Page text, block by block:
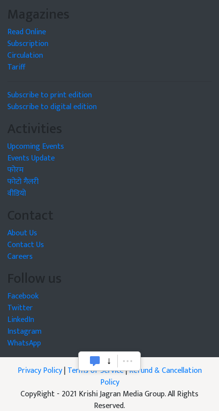
Magazines
Read Online
Subscription
Circulation
Tariff
Subscribe to print edition
Subscribe to digital edition
Activities
Upcoming Events
Events Update
फोरम
फोटो गैलरी
वीडियो
Contact
About Us
Contact Us
Careers
Follow us
Facebook
Twitter
LinkedIn
Instagram
WhatsApp
Privacy Policy|Terms of Service|Refund & Cancellation
Policy
CopyRight - 2021 Krishi Jagran Media Group. All Rights
Reserved.